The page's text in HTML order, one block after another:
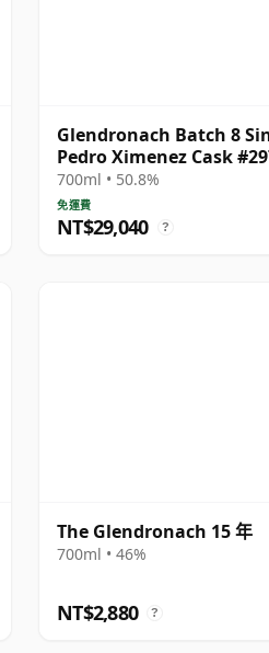
Glendronach Batch 8
Pedro Ximenez Cask
1990 22 年
700ml • 50.8%
免運費
NT$29,040 ?
The Glendronach 15 年
700ml • 46%
NT$2,880 ?